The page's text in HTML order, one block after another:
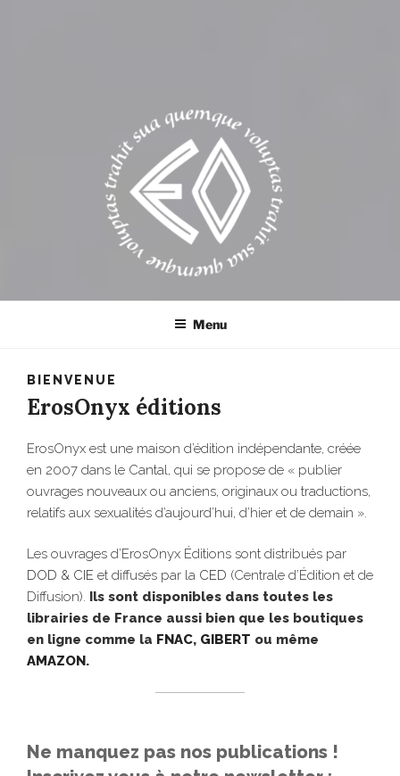
EROSONYX
Menu
BIENVENUE
ErosOnyx éditions
ErosOnyx est une maison d’édition indépendante, créée
en 2007 dans le Cantal, qui se propose de « publier
ouvrages nouveaux ou anciens, originaux ou traductions,
relatifs aux sexualités d’aujourd’hui, d’hier et de demain ».
Les ouvrages d’ErosOnyx Éditions sont distribués par
DOD & CIE et diffusés par la CED (Centrale d’Édition et de
Diffusion). Ils sont disponibles dans toutes les
librairies de France aussi bien que les boutiques
en ligne comme la FNAC, GIBERT ou même
AMAZON.
Ne manquez pas nos publications !